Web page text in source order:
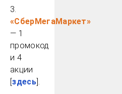
3.
«СберМегаМаркет»
— 1
промокод
и 4
акции
[здесь].